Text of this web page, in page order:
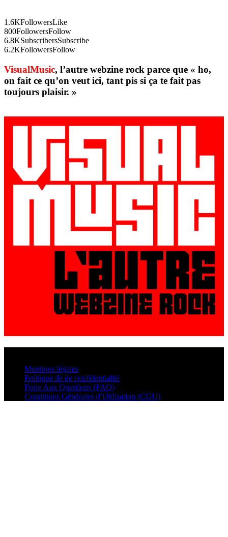
1.6KFollowersLike
800FollowersFollow
6.8KSubscribersSubscribe
6.2KFollowersFollow
VisualMusic, l’autre webzine rock parce que « ho,
on fait ce qu’on veut ici, tant pis si ça te fait pas
toujours plaisir. »
Mentions légales
Politique de de confidentialité
Foire Aux Questions (FAQ)
Conditions Générales d’Utilisation (CGU)